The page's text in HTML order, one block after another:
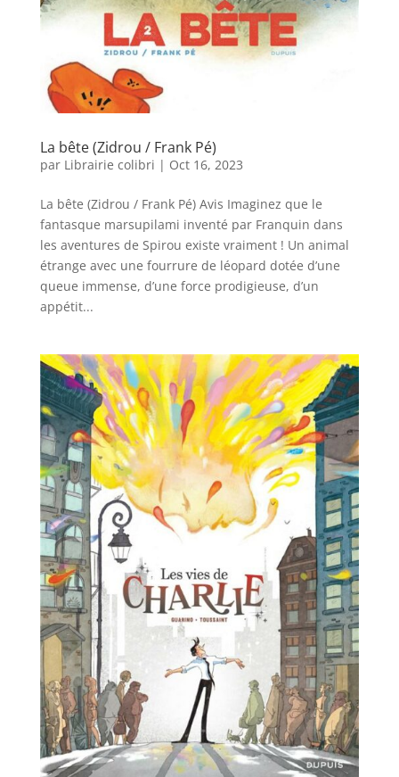
La bête (Zidrou / Frank Pé)
par Librairie colibri | Oct 16, 2023
La bête (Zidrou / Frank Pé) Avis Imaginez que le
fantasque marsupilami inventé par Franquin dans
les aventures de Spirou existe vraiment ! Un animal
étrange avec une fourrure de léopard dotée d’une
queue immense, d’une force prodigieuse, d’un
appétit...